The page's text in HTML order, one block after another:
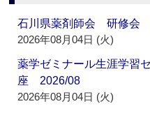
石川県薬剤師会 研修会
2026年08月04日 (火)
薬学ゼミナール生涯学習
座 2026/08
2026年08月04日 (火)